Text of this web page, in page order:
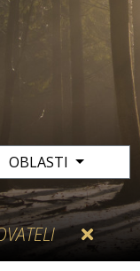
OBLASTI